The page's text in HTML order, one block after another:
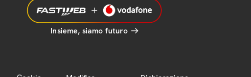
Insieme, siamo futuro